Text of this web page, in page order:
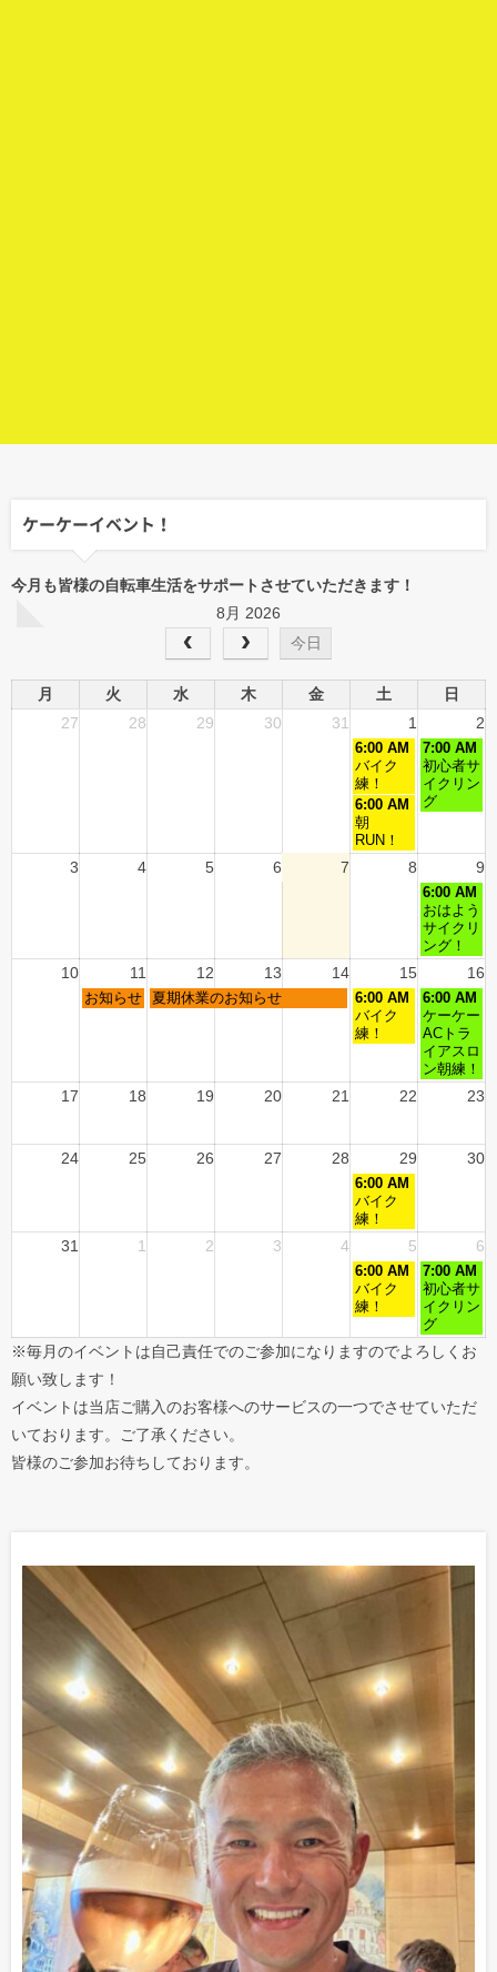
ケーケーイベント！
今月も皆様の自転車生活をサポートさせていただきます！
8月 2026
今日
月 火 水 木 金 土
日
27
28 29 30 31 1 2
6:00 AM
バイク
練！
7:00 AM
初心者サ
イクリン
グ
6:00 AM
朝
RUN！
3 4 5 6 7 8 9
6:00 AM
おはよう
サイクリ
ング！
10 11 12 13 14 15 16
お知らせ 夏期休業のお知らせ
6:00 AM
バイク
練！
6:00 AM
ケーケー
ACトラ
イアスロ
ン朝練！
17 18 19 20 21 22 23
24 25 26 27 28 29 30
6:00 AM
バイク
練！
31 1 2 3 4 5 6
6:00 AM
バイク
練！
7:00 AM
初心者サ
イクリン
グ
※毎月のイベントは自己責任でのご参加になりますのでよろしくお
願い致します！
イベントは当店ご購入のお客様へのサービスの一つでさせていただ
いております。ご了承ください。
皆様のご参加お待ちしております。